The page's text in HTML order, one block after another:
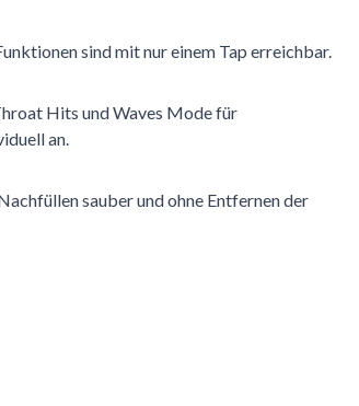
sind mit nur einem Tap erreichbar.
Hits und Waves Mode für
an.
sauber und ohne Entfernen der